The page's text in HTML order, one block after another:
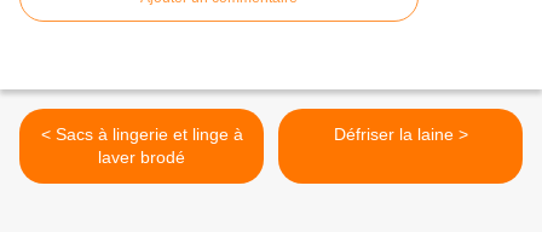
< Sacs à lingerie et linge à
laver brodé
Défriser la laine >